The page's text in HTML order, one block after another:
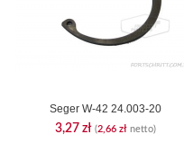
Seger W-42 24.003-20
3,27 zł (2,66 zł netto)